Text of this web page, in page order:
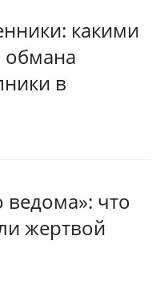
какими
в
ведома»: что
жертвой